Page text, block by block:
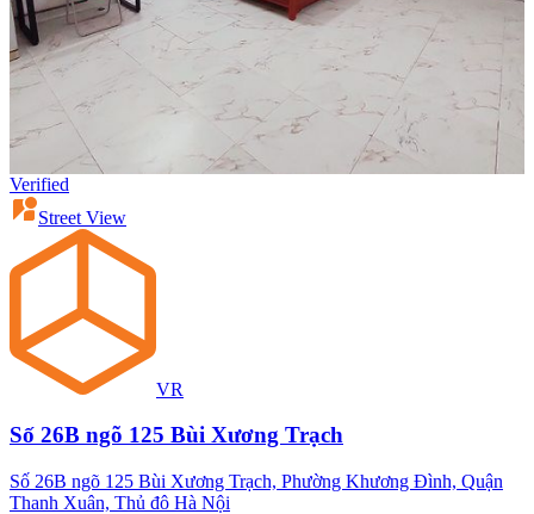
Verified
Street View
VR
Số 26B ngõ 125 Bùi Xương Trạch
Số 26B ngõ 125 Bùi Xương Trạch, Phường Khương Đình, Quận
Thanh Xuân, Thủ đô Hà Nội